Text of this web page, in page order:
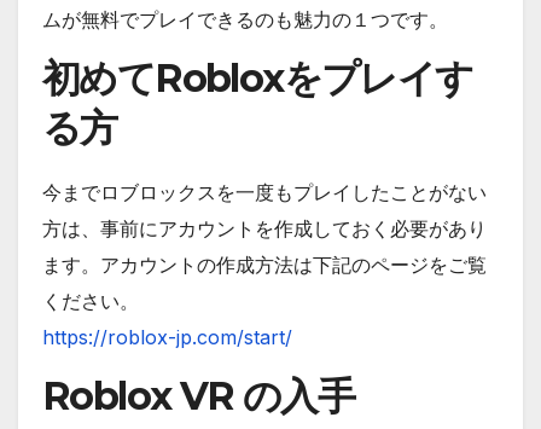
ムが無料でプレイできるのも魅力の１つです。
初めてRobloxをプレイす
る方
今までロブロックスを一度もプレイしたことがない
方は、事前にアカウントを作成しておく必要があり
ます。アカウントの作成方法は下記のページをご覧
ください。
https://roblox-jp.com/start/
Roblox VR の入手